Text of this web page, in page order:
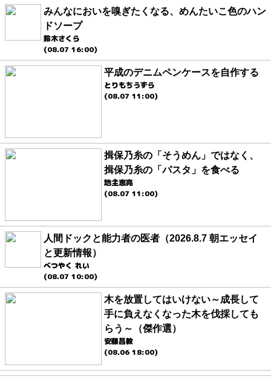
みんなにおいを嗅ぎたくなる、めんたいこ色のハン
ドソープ
鈴木さくら
(08.07 16:00)
平成のデニムペンケースを自作する
とりもちうずら
(08.07 11:00)
揖保乃糸の「そうめん」ではなく、
揖保乃糸の「パスタ」を食べる
地主恵亮
(08.07 11:00)
人間ドックと能力者の医者（2026.8.7 朝エッセイ
と更新情報）
べつやく れい
(08.07 10:00)
木を放置してはいけない～成長して
手に負えなくなった木を伐採しても
らう～（傑作選）
安藤昌教
(08.06 18:00)